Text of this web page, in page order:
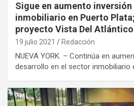
Sigue en aumento
inmobiliario en Puerto
proyecto Vista Del Atlántico
19 julio 2021 Redacción
NUEVA YORK. – Continúa en
desarrollo en el sector inmobiliario